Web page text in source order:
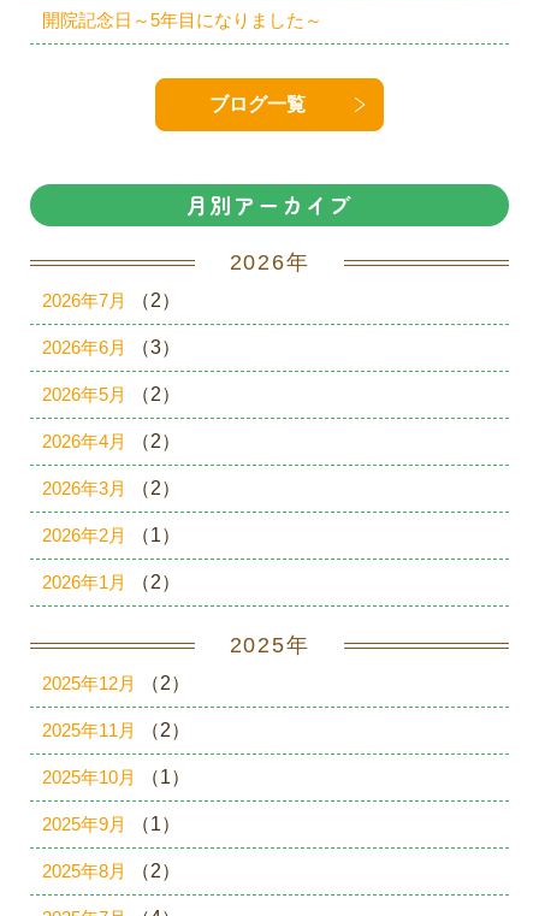
開院記念日～5年目になりました～
ブログ一覧
月別アーカイブ
2026年
2026年7月 （2）
2026年6月 （3）
2026年5月 （2）
2026年4月 （2）
2026年3月 （2）
2026年2月 （1）
2026年1月 （2）
2025年
2025年12月 （2）
2025年11月 （2）
2025年10月 （1）
2025年9月 （1）
2025年8月 （2）